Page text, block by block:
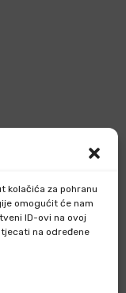
kolačića za pohranu
omogućit će nam
ID-ovi na ovoj
na određene